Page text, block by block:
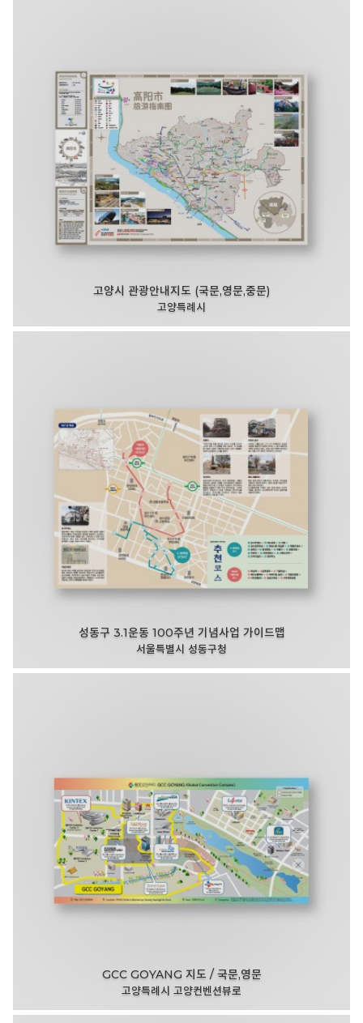
고양시 관광안내지도 (국문,영문,중문)
고양특례시
성동구 3.1운동 100주년 기념사업 가이드맵
서울특별시 성동구청
GCC GOYANG 지도 / 국문,영문
고양특례시 고양컨벤션뷰로